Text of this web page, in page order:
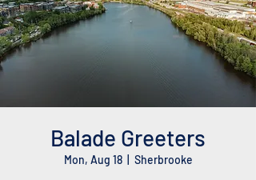
Balade Greeters
Mon, Aug 18
  |
Sherbrooke